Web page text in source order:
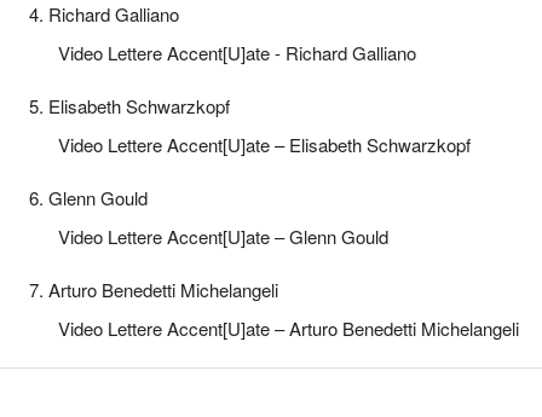
4. Richard Galliano
Video Lettere Accent[U]ate - Richard Galliano
5. Elisabeth Schwarzkopf
Video Lettere Accent[U]ate – Elisabeth Schwarzkopf
6. Glenn Gould
Video Lettere Accent[U]ate – Glenn Gould
7. Arturo Benedetti Michelangeli
Video Lettere Accent[U]ate – Arturo Benedetti Michelangeli